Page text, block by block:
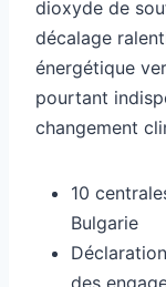
dioxyde de
décalage
énergétique
pourtant
changement
10
Bulgarie
des